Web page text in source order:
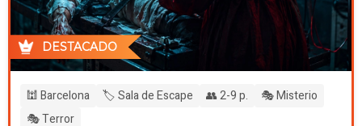
DESTACADO
🕍 Barcelona 🏷️ Sala de Escape 👥 2-9 p.
🎭 Misterio
🎭 Terror